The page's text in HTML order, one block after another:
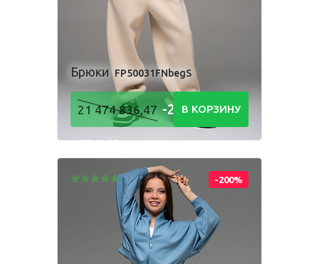
Брюки FP50031FNbegS
21 474 836,47-21 474
836,48Р
В КОРЗИНУ
-200%